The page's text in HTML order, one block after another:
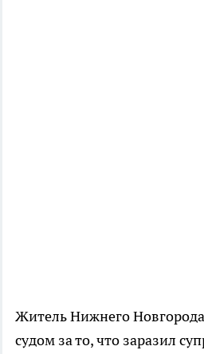
Житель Нижнего
судом за то, что заразил